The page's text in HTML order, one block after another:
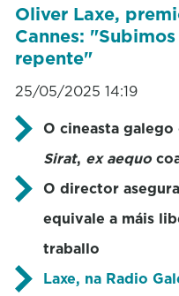
Oliver Laxe,
Cannes:
repente"
25/05/2025 14:19
O cineasta
Sirat, ex aequo
O director
equivale a máis
traballo
Laxe, na Radio